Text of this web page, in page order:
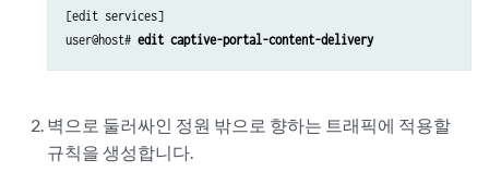
[edit services]
user@host# edit captive-portal-content-delivery
벽으로 둘러싸인 정원 밖으로 향하는 트래픽에 적용할
규칙을 생성합니다.